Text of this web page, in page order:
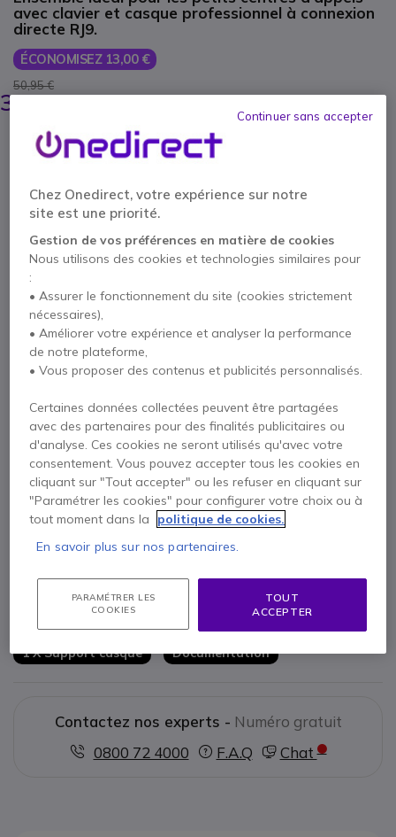
avec clavier et casque professionnel à connexion
directe RJ9.
ÉCONOMISEZ 13,00 €
50,95 €
37,95 €
AJOUTER AU PANIER
DEVIS EN 4 HEURES
49 produits en stock Livraison : 24/48 h
2 ans de garantieconstructeur
Payez en 4 sans frais (
Points Forts
Clavier composeur téléphonique
Connexion optionnelle d'un autre casque ou d'un autre
téléphone
Fonctions : mute ; contrôle du volume
Casque téléphonique professionnel avec connexion RJ9
Microphone antibruit avec perche flexible et réglable
Afficher plus
Livré avec
1 X Clavier
1 X Câble téléphonique
1 X Support casque
Documentation
Contactez nos experts - Numéro gratuit
0800 72 4000
F.A.Q Chat
Chez Onedirect, votre expérience sur notre
site est une priorité.
Gestion de vos préférences en matière de cookies
Nous utilisons des cookies et technologies similaires pour
:
• Assurer le fonctionnement du site (cookies strictement
nécessaires),
• Améliorer votre expérience et analyser la performance
de notre plateforme,
• Vous proposer des contenus et publicités personnalisés.
Certaines données collectées peuvent être partagées
avec des partenaires pour des finalités publicitaires ou
d'analyse. Ces cookies ne seront utilisés qu'avec votre
consentement. Vous pouvez accepter tous les cookies en
cliquant sur "Tout accepter" ou les refuser en cliquant sur
"Paramétrer les cookies" pour configurer votre choix ou à
tout moment dans la
politique de cookies.
En savoir plus sur nos partenaires.
PARAMÉTRER LES
COOKIES
TOUT
ACCEPTER
Continuer sans accepter